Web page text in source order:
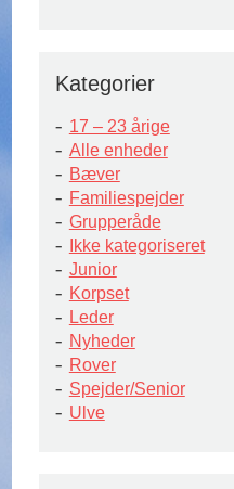
Kategorier
17 – 23 årige
Alle enheder
Bæver
Familiespejder
Grupperåde
Ikke kategoriseret
Junior
Korpset
Leder
Nyheder
Rover
Spejder/Senior
Ulve